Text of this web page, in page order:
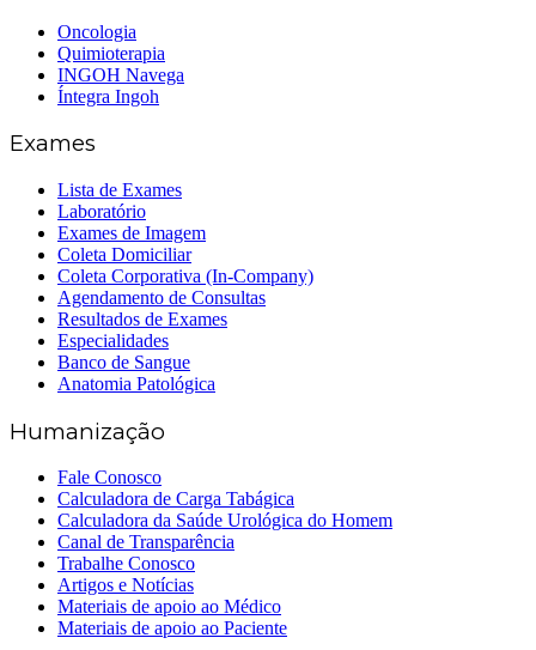
Oncologia
Quimioterapia
INGOH Navega
Íntegra Ingoh
Exames
Lista de Exames
Laboratório
Exames de Imagem
Coleta Domiciliar
Coleta Corporativa (In-Company)
Agendamento de Consultas
Resultados de Exames
Especialidades
Banco de Sangue
Anatomia Patológica
Humanização
Fale Conosco
Calculadora de Carga Tabágica
Calculadora da Saúde Urológica do Homem
Canal de Transparência
Trabalhe Conosco
Artigos e Notícias
Materiais de apoio ao Médico
Materiais de apoio ao Paciente